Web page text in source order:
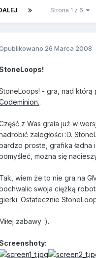
Strona 1 z 6
26 Marca 2008
- gra, nad
.
z Was grała już w
zaległości :D.
proste, grafika
można się
Tak, wiem że to nie gra na
swoja ciężką
Ostatecznie
zabawy :).